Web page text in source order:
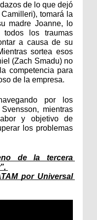
de lo que dejó
tomará la
madre Joanne, lo
los traumas
a causa de su
sortea esos
(Zach Smadu) no
competencia para
de la empresa.
por los
mientras
y objetivo de
los problemas
de la tercera
por Universal